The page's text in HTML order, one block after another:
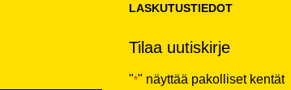
LASKUTUSTIEDOT
Tilaa uutiskirje
"*" näyttää pakolliset kentät